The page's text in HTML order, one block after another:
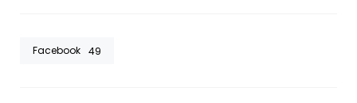
Facebook 49